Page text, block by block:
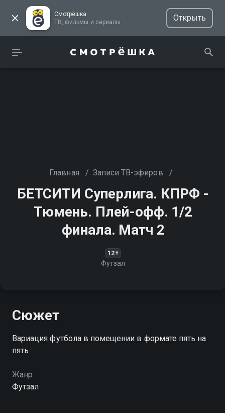
Смотрёшка
ТВ, фильмы и сериалы
Открыть
Главная / Записи ТВ-эфиров /
БЕТСИТИ Суперлига. КПРФ -
Тюмень. Плей-офф. 1/2
финала. Матч 2
12+
Футзал
Сюжет
Вариация футбола в помещении в формате пять на
пять
Жанр
Футзал